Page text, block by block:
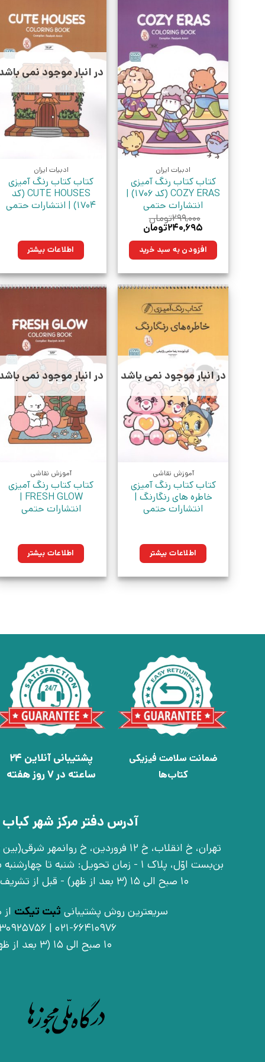
ادبیات ایران
کتاب کتاب رنگ آمیزی
COZY ERAS (کد 1706) |
انتشارات حتمی
۲۹۹,۰۰۰تومان
قیمت
۲۹۹,۰۰۰تومان
بود.
۲۴۰,۶۹۵تومانقیمت
۲۴۰,۶۹۵تومان.افزودن به سبد خرید
در انبار موجود نمی
ادبیات ایران
کتاب کتاب رنگ آمیزی
CUTE HOUSES (کد
1704) | انتشارات حتمی
اطلاعات بیشتر
در انبار موجود نمی باشد
آموزش نقاشی
کتاب کتاب رنگ آمیزی
خاطره های رنگارنگ |
انتشارات حتمی
اطلاعات بیشتر
در انبار موجود نمی
آموزش نقاشی
کتاب کتاب رنگ آمیزی
FRESH GLOW |
انتشارات حتمی
اطلاعات بیشتر
ضمانت سلامت فیزیکی
کتاب‌ها
پشتیبانی آنلاین 24
ساعته در 7 روز هفته
آدرس دفتر مرکز شهر
بن‌بست اوّل، پلاک 1 - زمان تحویل: شنبه
10 صبح الی 15 (3 بعد از ظهر) - قبل از تشریف آوردن تماس بگیرید
سریعترین روش پشتیبانی ثبت تیکت
10 صبح الی 15 (3 بعد از ظهر)